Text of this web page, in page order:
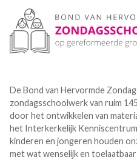
De Bond van Hervormde
zondagsschoolwerk van ruim
door het ontwikkelen van
het Interkerkelijk
kinderen en jongeren houden
met wat wenselijk en